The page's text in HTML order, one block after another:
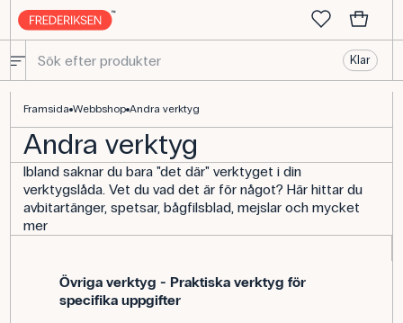
Klar
Framsida Webbshop Andra verktyg
Andra verktyg
Ibland saknar du bara "det där" verktyget i din
verktygslåda. Vet du vad det är för något? Här hittar du
avbitartänger, spetsar, bågfilsblad, mejslar och mycket
mer
Övriga verktyg - Praktiska verktyg för
specifika uppgifter